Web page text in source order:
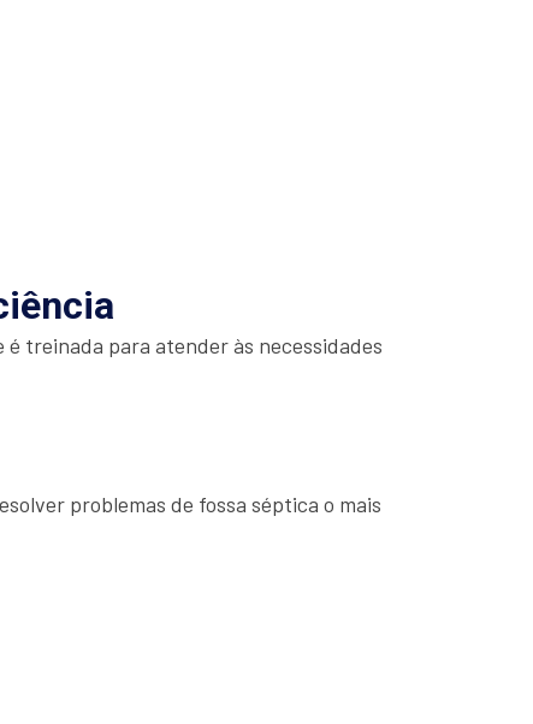
treinada para atender às necessidades
problemas de fossa séptica o mais